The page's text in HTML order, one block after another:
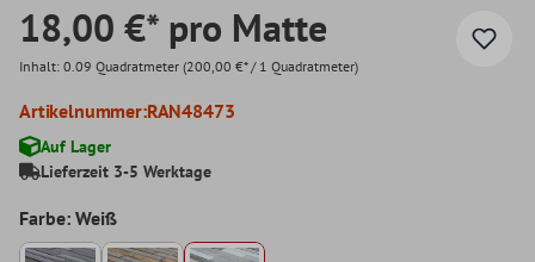
18,00 €* pro Matte
Inhalt: 0.09 Quadratmeter (200,00 €* / 1 Quadratmeter)
Artikelnummer:RAN48473
Auf Lager
Lieferzeit 3-5 Werktage
Farbe: Weiß